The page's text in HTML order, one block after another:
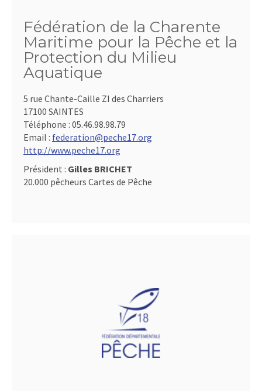
Fédération de la Charente
Maritime pour la Pêche et la
Protection du Milieu
Aquatique
5 rue Chante-Caille ZI des Charriers
17100 SAINTES
Téléphone : 05.46.98.98.79
Email : federation@peche17.org
http://www.peche17.org
Président : Gilles BRICHET
20.000 pêcheurs Cartes de Pêche